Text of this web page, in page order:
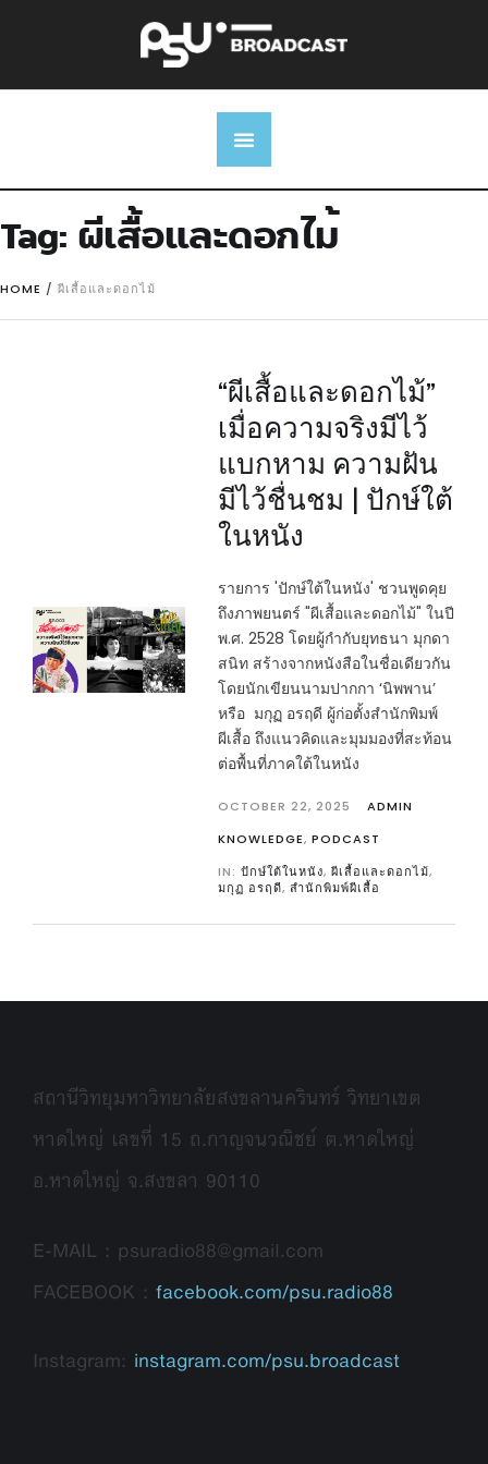
Tag: ผีเสื้อและดอกไม้
HOME / ผีเสื้อและดอกไม้
“ผีเสื้อและดอกไม้”
เมื่อความจริงมีไว้
แบกหาม ความฝัน
มีไว้ชื่นชม | ปักษ์ใต้
ในหนัง
รายการ 'ปักษ์ใต้ในหนัง' ชวนพูดคุย
ถึงภาพยนตร์ "ผีเสื้อและดอกไม้" ในปี
พ.ศ. 2528 โดยผู้กำกับยุทธนา มุกดา
สนิท สร้างจากหนังสือในชื่อเดียวกัน
โดยนักเขียนนามปากกา ‘นิพพาน’
หรือ มกุฏ อรฤดี ผู้ก่อตั้งสำนักพิมพ์
ผีเสื้อ ถึงแนวคิดและมุมมองที่สะท้อน
ต่อพื้นที่ภาคใต้ในหนัง
OCTOBER 22, 2025
ADMIN
KNOWLEDGE, PODCAST
IN: ปักษ์ใต้ในหนัง, ผีเสื้อและดอกไม้,
มกุฏ อรฤดี, สำนักพิมพ์ผีเสื้อ
สถานีวิทยุมหาวิทยาลัยสงขลานครินทร์ วิทยาเขต
หาดใหญ่ เลขที่ 15 ถ.กาญจนวณิชย์ ต.หาดใหญ่
อ.หาดใหญ่ จ.สงขลา 90110
E-MAIL : psuradio88@gmail.com
FACEBOOK : facebook.com/psu.radio88
Instagram: instagram.com/psu.broadcast